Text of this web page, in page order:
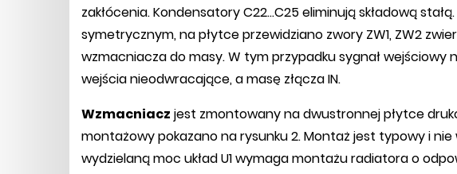
zakłócenia. Kondensatory C22...C25 eliminują składową
symetrycznym, na płytce przewidziano zwory ZW1, ZW2
wzmacniacza do masy. W tym przypadku sygnał wejściowy
wejścia nieodwracające, a masę złącza IN.
Wzmacniacz jest zmontowany na dwustronnej płytce
montażowy pokazano na rysunku 2. Montaż jest typowy i
wydzielaną moc układ U1 wymaga montażu radiatora o